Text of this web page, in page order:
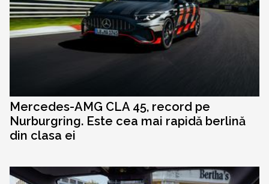
Mercedes-AMG CLA 45, record pe
Nurburgring. Este cea mai rapidă berlină
din clasa ei